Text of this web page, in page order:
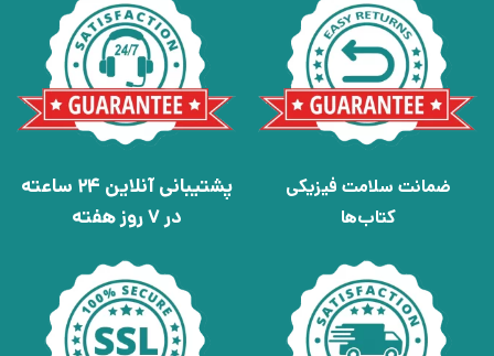
ضمانت سلامت فیزیکی
کتاب‌ها
پشتیبانی آنلاین 24 ساعته
در 7 روز هفته